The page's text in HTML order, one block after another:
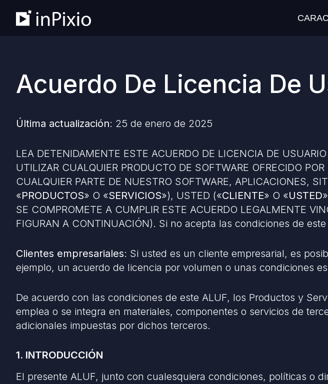
Acuerdo De Licencia De
Última actualización: 25 de enero de 2025
LEA DETENIDAMENTE ESTE ACUERDO DE LICENCIA DE
UTILIZAR CUALQUIER PRODUCTO DE SOFTWARE OFRECIDO
CUALQUIER PARTE DE NUESTRO SOFTWARE, APLICACIONES,
«PRODUCTOS» O «SERVICIOS»), USTED («CLIENTE» O «USTED
SE COMPROMETE A CUMPLIR ESTE ACUERDO LEGALMENTE
FIGURAN A CONTINUACIÓN). Si no acepta las condiciones de
Clientes empresariales: Si usted es un cliente empresarial, es
ejemplo, un acuerdo de licencia por volumen o unas condiciones
De acuerdo con las condiciones de este ALUF, los Productos y
emplea o se integra en materiales, componentes o servicios de
adicionales impuestas por dichos terceros.
1. INTRODUCCIÓN
El presente ALUF, junto con cualesquiera condiciones, políticas o